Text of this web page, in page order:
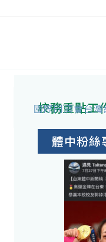
國際同濟會台
校務重點工
體中粉絲